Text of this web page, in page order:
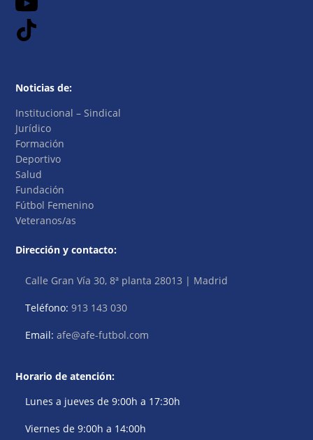
Noticias de:
Institucional – Sindical
Jurídico
Formación
Deportivo
Salud
Fundación
Fútbol Femenino
Veteranos/as
Dirección y contacto:
Calle Gran Vía 30, 8ª planta 28013 | Madrid
Teléfono:913 143 030
Email:afe@afe-futbol.com
Horario de atención:
Lunes a jueves de 9:00h a 17:30h
Viernes de 9:00h a 14:00h